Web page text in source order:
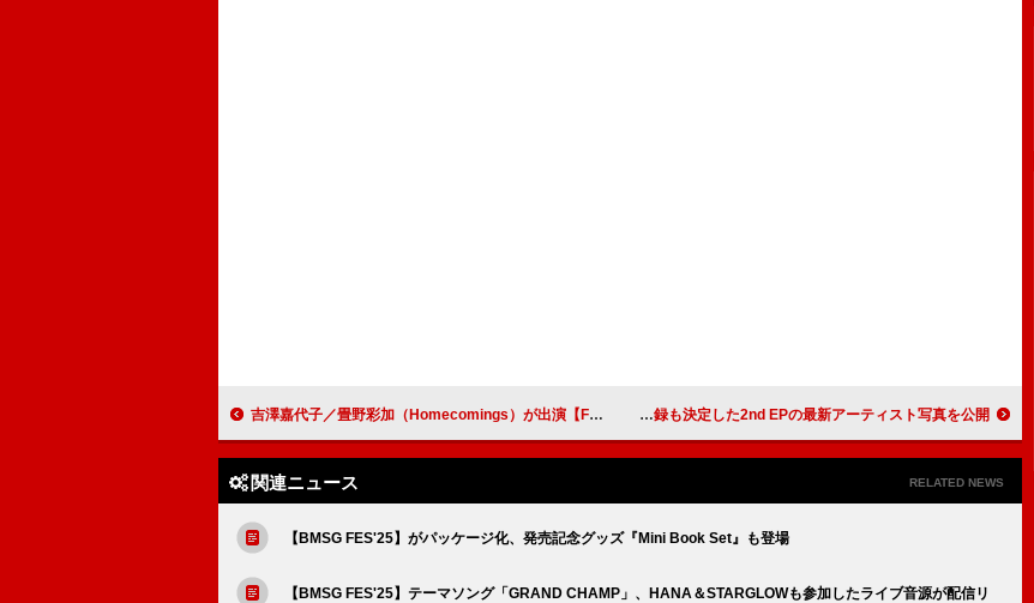
吉澤嘉代子／畳野彩加（Homecomings）が出演【FM802×Billboard Live OSAKA presents ～Close to you～】開催決定 NiziU、西野カナ「Dear…」カバー収録も決定した2nd EPの最新アーティスト写真を公開
関連ニュース RELATED NEWS
【BMSG FES'25】がパッケージ化、発売記念グッズ『Mini Book Set』も登場
【BMSG FES'25】テーマソング「GRAND CHAMP」、HANA＆STARGLOWも参加したライブ音源が配信リ